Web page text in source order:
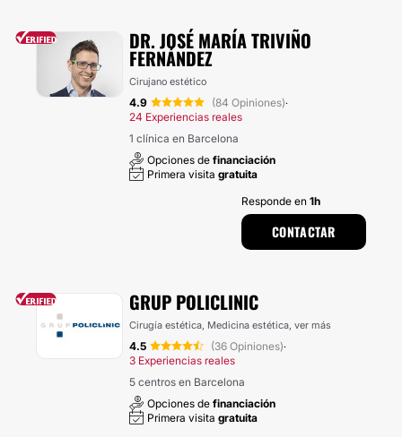
DR. JOSÉ MARÍA TRIVIÑO
FERNÁNDEZ
Cirujano estético
4.9 (84 Opiniones)·
24 Experiencias reales
1 clínica en Barcelona
Opciones de financiación
Primera visita gratuita
Responde en 1h
CONTACTAR
GRUP POLICLINIC
Cirugía estética, Medicina estética, ver más
4.5 (36 Opiniones)·
3 Experiencias reales
5 centros en Barcelona
Opciones de financiación
Primera visita gratuita